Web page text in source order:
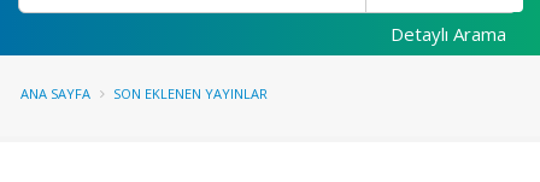
Detaylı Arama
ANA SAYFA SON EKLENEN YAYINLAR